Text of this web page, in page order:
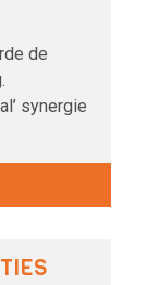
de
synergie